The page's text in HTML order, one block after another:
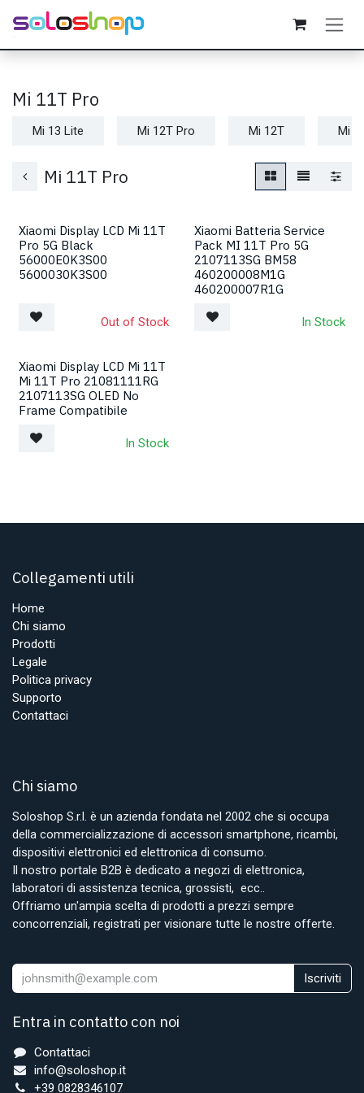
Passa al contenuto
Mi 11T Pro
Mi 13 Lite Mi 12T Pro Mi 12T Mi
Mi 11T Pro
Xiaomi Display LCD Mi 11T
Pro 5G Black
56000E0K3S00
5600030K3S00
Out of Stock
Xiaomi Batteria Service
Pack MI 11T Pro 5G
2107113SG BM58
460200008M1G
460200007R1G
In Stock
Xiaomi Display LCD Mi 11T
Mi 11T Pro 21081111RG
2107113SG OLED No
Frame Compatibile
In Stock
Collegamenti utili
Home
Chi siamo
Prodotti
Legale
Politica privacy
Supporto
Contattaci
Chi siamo
Soloshop S.r.l. è un azienda fondata nel 2002 che si occupa
della commercializzazione di accessori smartphone, ricambi,
dispositivi elettronici ed elettronica di consumo.
Il nostro portale B2B è dedicato a negozi di elettronica,
laboratori di assistenza tecnica, grossisti, ecc..
Offriamo un'ampia scelta di prodotti a prezzi sempre
concorrenziali, registrati per visionare tutte le nostre offerte.
Iscriviti
Entra in contatto con noi
Contattaci
info@soloshop.it
+39 0828346107